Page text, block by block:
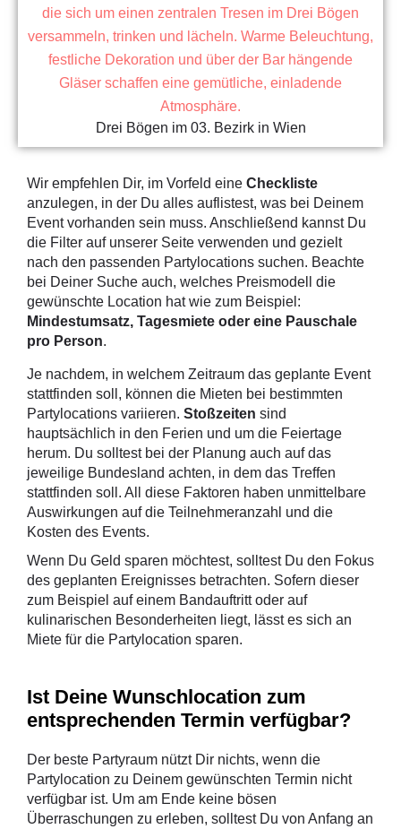
Drei Bögen im 03. Bezirk in Wien
Wir empfehlen Dir, im Vorfeld eine Checkliste
anzulegen, in der Du alles auflistest, was bei Deinem
Event vorhanden sein muss. Anschließend kannst Du
die Filter auf unserer Seite verwenden und gezielt
nach den passenden Partylocations suchen. Beachte
bei Deiner Suche auch, welches Preismodell die
gewünschte Location hat wie zum Beispiel:
Mindestumsatz, Tagesmiete oder eine Pauschale
pro Person.
Je nachdem, in welchem Zeitraum das geplante Event
stattfinden soll, können die Mieten bei bestimmten
Partylocations variieren. Stoßzeiten sind
hauptsächlich in den Ferien und um die Feiertage
herum. Du solltest bei der Planung auch auf das
jeweilige Bundesland achten, in dem das Treffen
stattfinden soll. All diese Faktoren haben unmittelbare
Auswirkungen auf die Teilnehmeranzahl und die
Kosten des Events.
Wenn Du Geld sparen möchtest, solltest Du den Fokus
des geplanten Ereignisses betrachten. Sofern dieser
zum Beispiel auf einem Bandauftritt oder auf
kulinarischen Besonderheiten liegt, lässt es sich an
Miete für die Partylocation sparen.
Ist Deine Wunschlocation zum
entsprechenden Termin verfügbar?
Der beste Partyraum nützt Dir nichts, wenn die
Partylocation zu Deinem gewünschten Termin nicht
verfügbar ist. Um am Ende keine bösen
Überraschungen zu erleben, solltest Du von Anfang an